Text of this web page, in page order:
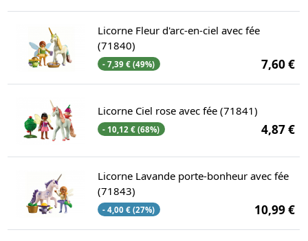
Licorne Fleur d'arc-en-ciel avec fée
(71840)
- 7,39 € (49%) 7,60 €
Licorne Ciel rose avec fée (71841)
- 10,12 € (68%) 4,87 €
Licorne Lavande porte-bonheur avec fée
(71843)
- 4,00 € (27%) 10,99 €